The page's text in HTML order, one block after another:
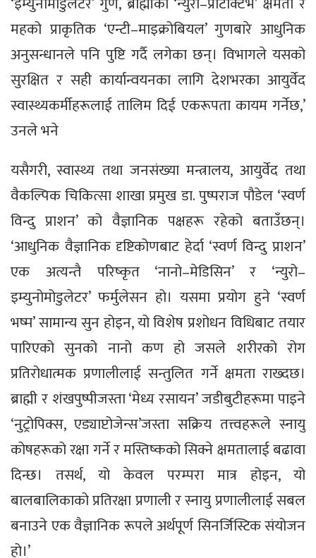
महको प्राकृतिक ‘एन्टी–माइक्रोबियल’ गुणबारे आधुनिक
अनुसन्धानले पनि पुष्टि गर्दै लगेका छन्। विभागले यसको
सुरक्षित र सही कार्यान्वयनका लागि देशभरका आयुर्वेद
स्वास्थ्यकर्मीहरूलाई तालिम दिई एकरूपता कायम गर्नेछ,’
उनले भने
यसैगरी, स्वास्थ्य तथा जनसंख्या मन्त्रालय, आयुर्वेद तथा
वैकल्पिक चिकित्सा शाखा प्रमुख डा. पुष्पराज पौडेल ‘स्वर्ण
विन्दु प्राशन’ को वैज्ञानिक पक्षहरू रहेको बताउँछन्।
‘आधुनिक वैज्ञानिक दृष्टिकोणबाट हेर्दा ‘स्वर्ण विन्दु प्राशन’
एक अत्यन्तै परिष्कृत ‘नानो–मेडिसिन’ र ‘न्युरो–
इम्युनोमोडुलेटर’ फर्मुलेसन हो। यसमा प्रयोग हुने ‘स्वर्ण
भष्म’ सामान्य सुन होइन, यो विशेष प्रशोधन विधिबाट तयार
पारिएको सुनको नानो कण हो जसले शरीरको रोग
प्रतिरोधात्मक प्रणालीलाई सन्तुलित गर्ने क्षमता राख्दछ।
ब्राह्मी र शंखपुष्पीजस्ता ‘मेध्य रसायन’ जडीबुटीहरूमा पाइने
‘नुट्रोपिक्स, एड्याप्टोजेन्स’जस्ता सक्रिय तत्त्वहरूले स्नायु
कोषहरूको रक्षा गर्ने र मस्तिष्कको सिक्ने क्षमतालाई बढावा
दिन्छ। तसर्थ, यो केवल परम्परा मात्र होइन, यो
बालबालिकाको प्रतिरक्षा प्रणाली र स्नायु प्रणालीलाई सबल
बनाउने एक वैज्ञानिक रूपले अर्थपूर्ण सिनर्जिस्टिक संयोजन
हो।’